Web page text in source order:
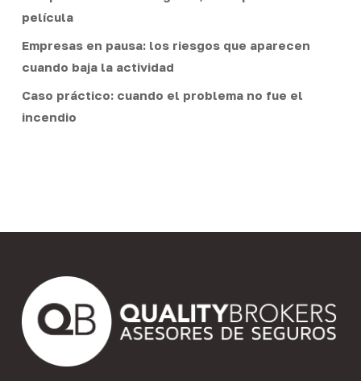
película
Empresas en pausa: los riesgos que aparecen
cuando baja la actividad
Caso práctico: cuando el problema no fue el
incendio